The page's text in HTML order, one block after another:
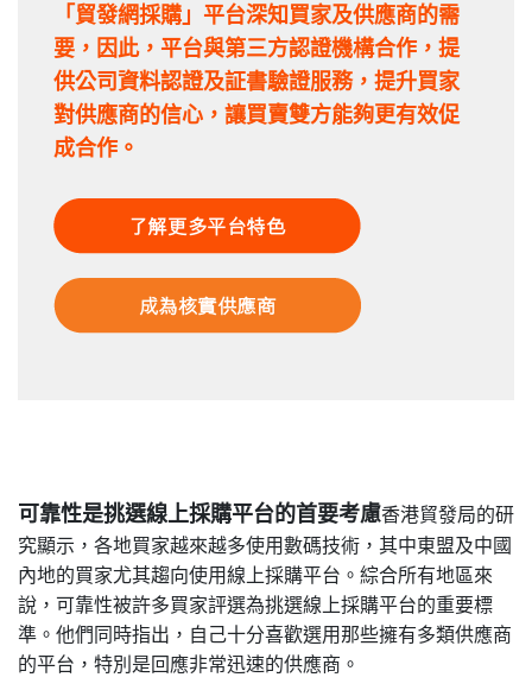
「貿發網採購」平台深知買家及供應商的需
要，因此，平台與第三方認證機構合作，提
供公司資料認證及証書驗證服務，提升買家
對供應商的信心，讓買賣雙方能夠更有效促
成合作。
可靠性是挑選線上採購平台的首要考慮香港貿發局的研
究顯示，各地買家越來越多使用數碼技術，其中東盟及中國
內地的買家尤其趨向使用線上採購平台。綜合所有地區來
說，可靠性被許多買家評選為挑選線上採購平台的重要標
準。他們同時指出，自己十分喜歡選用那些擁有多類供應商
的平台，特別是回應非常迅速的供應商。